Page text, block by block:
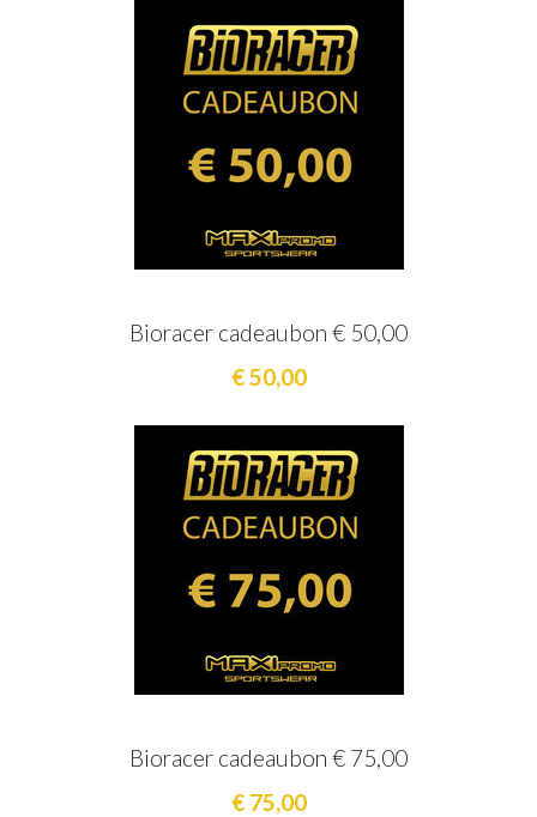
Bioracer cadeaubon € 50,00
€ 50,00
Bioracer cadeaubon € 75,00
€ 75,00